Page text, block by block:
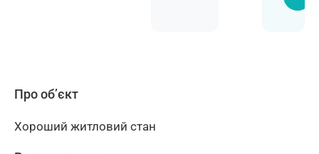
Про об’єкт
Хороший житловий стан